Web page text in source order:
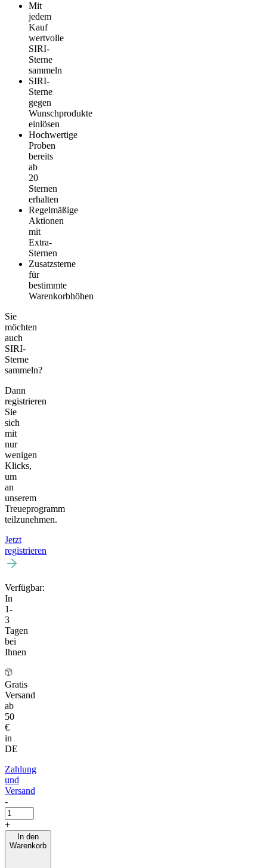
Mit
jedem
Kauf
wertvolle
SIRI-
Sterne
sammeln
SIRI-
Sterne
gegen
Wunschprodukte
einlösen
Hochwertige
Proben
bereits
ab
20
Sternen
erhalten
Regelmäßige
Aktionen
mit
Extra-
Sternen
Zusatzsterne
für
bestimmte
Warenkorbhöhen
Sie
möchten
auch
SIRI-
Sterne
sammeln?
Dann
registrieren
Sie
sich
mit
nur
wenigen
Klicks,
um
an
unserem
Treueprogramm
teilzunehmen.
Jetzt
registrieren
Verfügbar:
In
1-
3
Tagen
bei
Ihnen
Gratis
Versand
ab
50
€
in
DE
Zahlung
und
Versand
-
+
In den
Warenkorb